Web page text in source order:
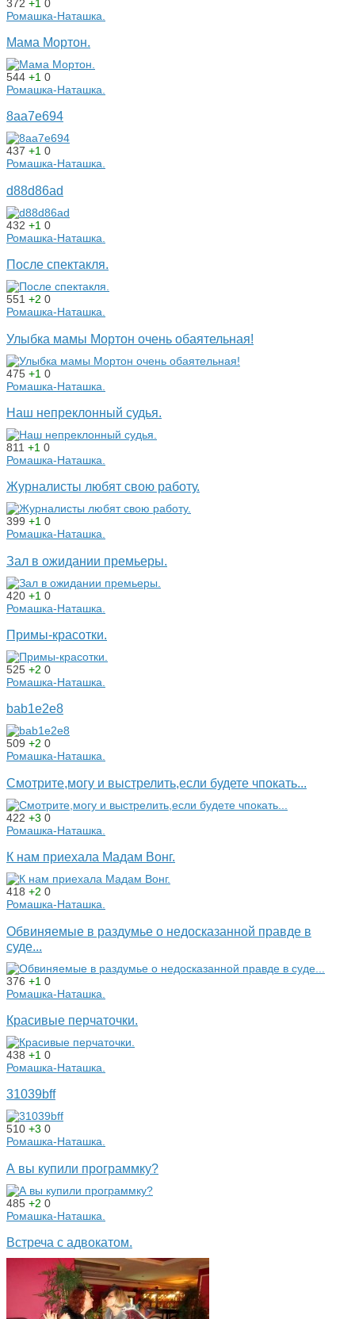
372 +1 0
Ромашка-Наташка.
Мама Мортон.
544 +1 0
Ромашка-Наташка.
8aa7e694
437 +1 0
Ромашка-Наташка.
d88d86ad
432 +1 0
Ромашка-Наташка.
После спектакля.
551 +2 0
Ромашка-Наташка.
Улыбка мамы Мортон очень обаятельная!
475 +1 0
Ромашка-Наташка.
Наш непреклонный судья.
811 +1 0
Ромашка-Наташка.
Журналисты любят свою работу.
399 +1 0
Ромашка-Наташка.
Зал в ожидании премьеры.
420 +1 0
Ромашка-Наташка.
Примы-красотки.
525 +2 0
Ромашка-Наташка.
bab1e2e8
509 +2 0
Ромашка-Наташка.
Смотрите,могу и выстрелить,если будете чпокать...
422 +3 0
Ромашка-Наташка.
К нам приехала Мадам Вонг.
418 +2 0
Ромашка-Наташка.
Обвиняемые в раздумье о недосказанной правде в
суде...
376 +1 0
Ромашка-Наташка.
Красивые перчаточки.
438 +1 0
Ромашка-Наташка.
31039bff
510 +3 0
Ромашка-Наташка.
А вы купили программку?
485 +2 0
Ромашка-Наташка.
Встреча с адвокатом.